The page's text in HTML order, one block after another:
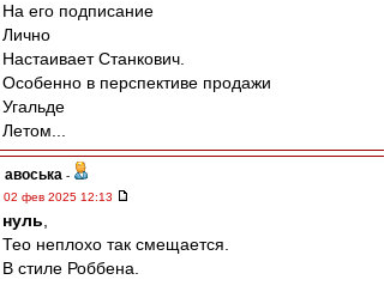
На его подписание
Лично
Настаивает Станкович.
Особенно в перспективе продажи
Угальде
Летом...
авоська -
02 фев 2025 12:13
нуль
Тео неплохо так смещается.
В стиле Роббена.